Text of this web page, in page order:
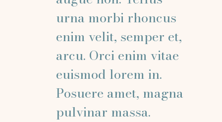
urna morbi rhoncus
enim velit, semper et,
arcu. Orci enim vitae
euismod lorem in.
Posuere amet, magna
pulvinar massa.